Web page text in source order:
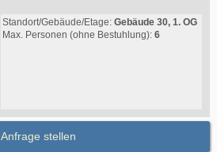
Standort/Gebäude/Etage: Gebäude 30, 1. OG
Max. Personen (ohne Bestuhlung): 6
Anfrage stellen